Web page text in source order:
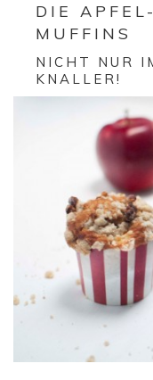
DIE
MUFFINS
NICHT NUR
KNALLER!